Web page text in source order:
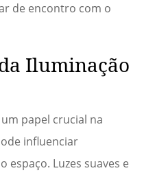
de encontro com o
Iluminação
papel crucial na
influenciar
Luzes suaves e